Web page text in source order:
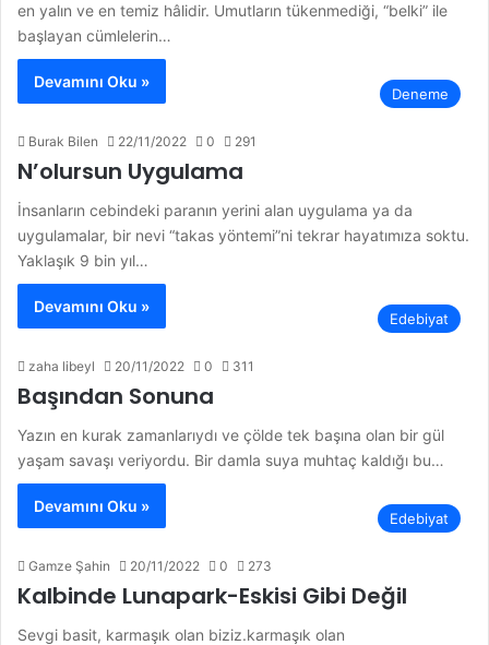
en yalın ve en temiz hâlidir. Umutların tükenmediği, “belki” ile
başlayan cümlelerin…
Devamını Oku »
Deneme
Burak Bilen 22/11/2022 0 291
N’olursun Uygulama
İnsanların cebindeki paranın yerini alan uygulama ya da
uygulamalar, bir nevi “takas yöntemi”ni tekrar hayatımıza soktu.
Yaklaşık 9 bin yıl…
Devamını Oku »
Edebiyat
zaha libeyl 20/11/2022 0 311
Başından Sonuna
Yazın en kurak zamanlarıydı ve çölde tek başına olan bir gül
yaşam savaşı veriyordu. Bir damla suya muhtaç kaldığı bu…
Devamını Oku »
Edebiyat
Gamze Şahin 20/11/2022 0 273
Kalbinde Lunapark-Eskisi Gibi Değil
Sevgi basit, karmaşık olan biziz.karmaşık olan